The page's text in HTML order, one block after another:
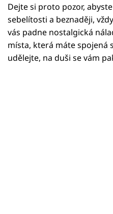
Sledujte prima+
Filmový festival
Pořady
Dejte si proto pozor,
sebelítosti a beznaději,
vás padne nostalgická
místa, která máte spojená
udělejte, na duši se vám